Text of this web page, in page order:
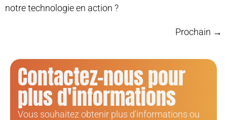
notre technologie en action ?
Prochain →
Contactez-nous pour
plus d'informations
Vous souhaitez obtenir plus d'informations ou